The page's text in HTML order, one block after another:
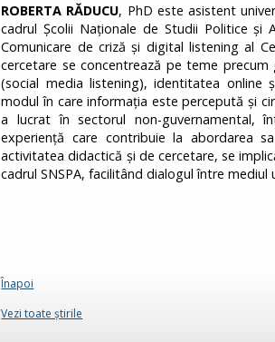
ROBERTA RĂDUCU, PhD este asistent
cadrul Școlii Naționale de Studii Politice și
Comunicare de criză și digital listening al
cercetare se concentrează pe teme
(social media listening), identitatea online
modul în care informația este percepută și
a lucrat în sectorul non-guvernamental,
experiență care contribuie la abordarea
activitatea didactică și de cercetare, se
cadrul SNSPA, facilitând dialogul între mediul
Înapoi
Vezi toate ştirile